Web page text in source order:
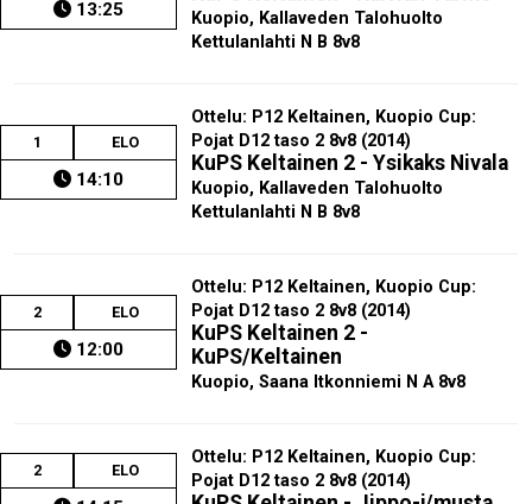
13:25
Kuopio, Kallaveden Talohuolto
Kettulanlahti N B 8v8
1 ELO
14:10
Ottelu: P12 Keltainen, Kuopio Cup:
Pojat D12 taso 2 8v8 (2014)
KuPS Keltainen 2 - Ysikaks Nivala
Kuopio, Kallaveden Talohuolto
Kettulanlahti N B 8v8
2 ELO
12:00
Ottelu: P12 Keltainen, Kuopio Cup:
Pojat D12 taso 2 8v8 (2014)
KuPS Keltainen 2 -
KuPS/Keltainen
Kuopio, Saana Itkonniemi N A 8v8
2 ELO
Ottelu: P12 Keltainen, Kuopio Cup:
Pojat D12 taso 2 8v8 (2014)